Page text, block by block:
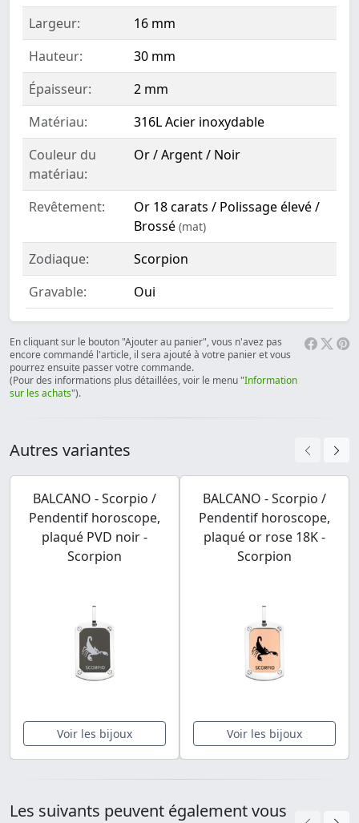
Largeur:
16 mm
Hauteur:
30 mm
Épaisseur:
2 mm
Matériau:
316L Acier inoxydable
Couleur du
matériau:
Or / Argent / Noir
Revêtement:
Or 18 carats / Polissage élevé /
Brossé (mat)
Zodiaque:
Scorpion
Gravable:
Oui
En cliquant sur le bouton "Ajouter au panier", vous n'avez pas
encore commandé l'article, il sera ajouté à votre panier et vous
pourrez ensuite passer votre commande.
(Pour des informations plus détaillées, voir le menu "Information
sur les achats").
Autres variantes
BALCANO - Scorpio /
Pendentif horoscope,
plaqué PVD noir -
Scorpion
Voir les bijoux
BALCANO - Scorpio /
Pendentif horoscope,
plaqué or rose 18K -
Scorpion
Voir les bijoux
Les suivants peuvent également vous